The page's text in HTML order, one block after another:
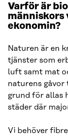
Varför är
människors
ekonomin?
Naturen är en
tjänster som
luft samt mat
naturens
grund för allas
städer där
Vi behöver